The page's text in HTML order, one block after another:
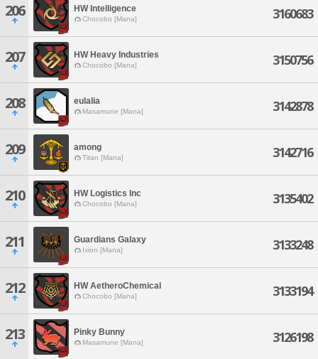
206 HW Intelligence
Chocobo [Mana] 3160683
207 HW Heavy Industries
Chocobo [Mana] 3150756
208 eulalia
Masamune [Mana] 3142878
209 among
Titan [Mana] 3142716
210 HW Logistics Inc
Chocobo [Mana] 3135402
211 Guardians Galaxy
Ixion [Mana] 3133248
212 HW AetheroChemical
Chocobo [Mana] 3133194
213 Pinky Bunny
Masamune [Mana] 3126198